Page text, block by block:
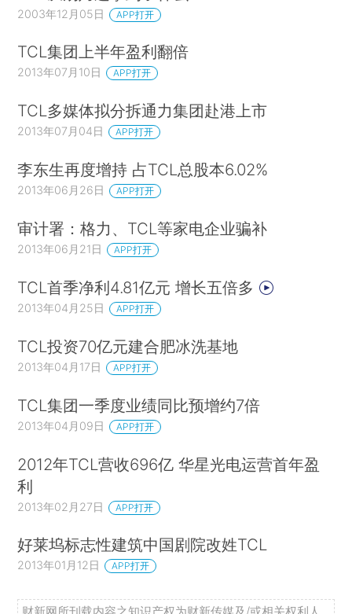
2003年12月05日 APP打开
TCL集团上半年盈利翻倍
2013年07月10日 APP打开
TCL多媒体拟分拆通力集团赴港上市
2013年07月04日 APP打开
李东生再度增持 占TCL总股本6.02%
2013年06月26日 APP打开
审计署：格力、TCL等家电企业骗补
2013年06月21日 APP打开
TCL首季净利4.81亿元 增长五倍多
2013年04月25日 APP打开
TCL投资70亿元建合肥冰洗基地
2013年04月17日 APP打开
TCL集团一季度业绩同比预增约7倍
2013年04月09日 APP打开
2012年TCL营收696亿 华星光电运营首年盈
利
2013年02月27日 APP打开
好莱坞标志性建筑中国剧院改姓TCL
2013年01月12日 APP打开